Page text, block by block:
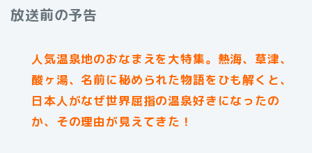
放送前の予告
人気温泉地のおなまえを大特集。熱海、草津、
酸ヶ湯、名前に秘められた物語をひも解くと、
日本人がなぜ世界屈指の温泉好きになったの
か、その理由が見えてきた！